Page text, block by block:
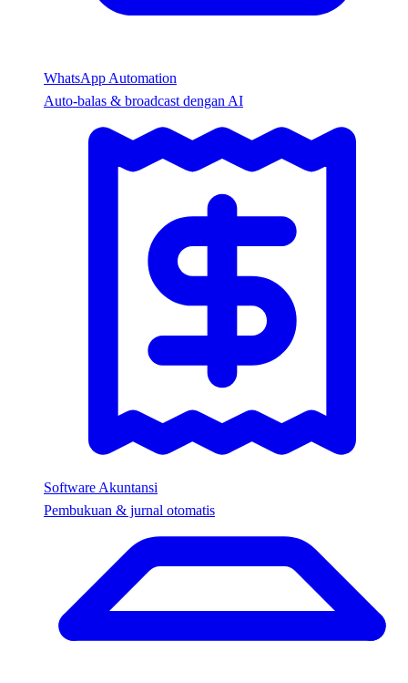
WhatsApp Automation
Auto-balas & broadcast dengan AI
Software Akuntansi
Pembukuan & jurnal otomatis